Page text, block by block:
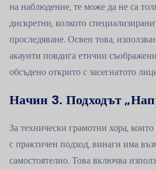
на наблюдение, те може да не са
дискретни, колкото
проследяване. Освен това,
акаунти повдига етични
обсъдено открито с засегнатото
Начин 3. Подходът
За технически грамотни хора,
с практичен подход, винаги има
самостоятелно. Това включва